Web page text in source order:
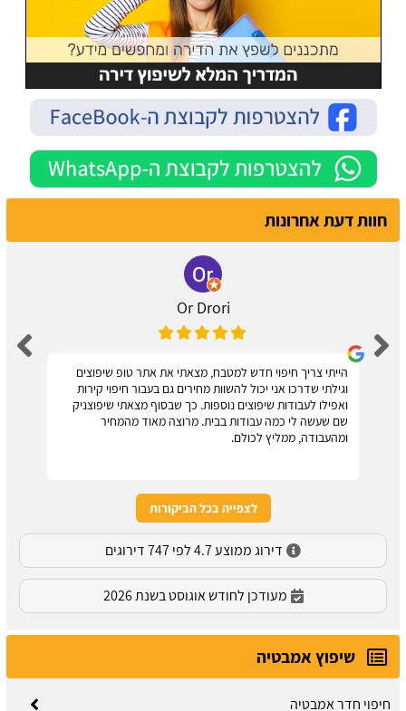
חוות דעת אחרונות
Or Drori
הייתי צריך חיפוי חדש למטבח, מצאתי את אתר טופ שיפוצים
וגילתי שדרכו אני יכול להשוות מחירים גם בעבור חיפוי קירות
ואפילו לעבודות שיפוצים נוספות. כך שבסוף מצאתי שיפוצניק
שם שעשה לי כמה עבודות בבית. מרוצה מאוד מהמחיר
ומהעבודה, ממליץ לכולם.
לצפייה בכל הביקורות
דירוג ממוצע 4.7 לפי 747 דירוגים
מעודכן לחודש אוגוסט בשנת 2026
שיפוץ אמבטיה
חיפוי חדר אמבטיה